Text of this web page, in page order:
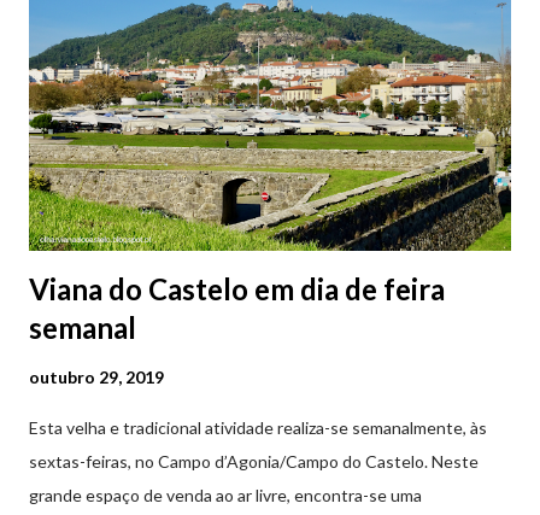
Viana do Castelo em dia de feira
semanal
outubro 29, 2019
Esta velha e tradicional atividade realiza-se semanalmente, às
sextas-feiras, no Campo d’Agonia/Campo do Castelo. Neste
grande espaço de venda ao ar livre, encontra-se uma